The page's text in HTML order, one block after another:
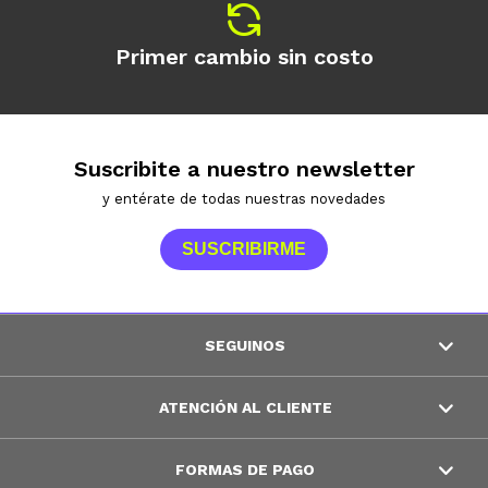
Primer cambio sin costo
Suscribite a nuestro newsletter
y entérate de todas nuestras novedades
SUSCRIBIRME
SEGUINOS
ATENCIÓN AL CLIENTE
FORMAS DE PAGO